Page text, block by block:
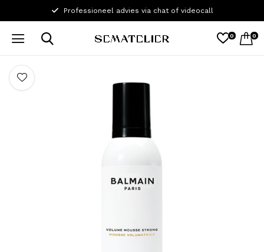
0 0
2 Salons in Gent